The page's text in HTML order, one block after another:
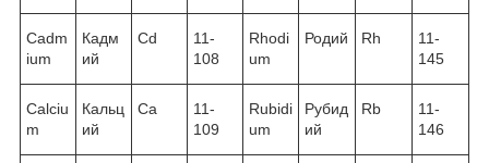
Cadm
ium
Кадм
ий
Cd
11-
108
Rhodi
um
Родий Rh
11-
145
Calciu
m
Кальц
ий
Ca
11-
109
Rubidi
um
Рубид
ий
Rb
11-
146